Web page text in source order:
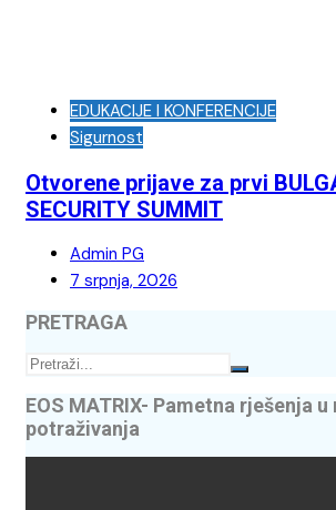
EDUKACIJE I KONFERENCIJE
Sigurnost
Otvorene prijave za prvi
SECURITY SUMMIT
Admin PG
7 srpnja, 2026
PRETRAGA
EOS MATRIX- Pametna rješenja
potraživanja